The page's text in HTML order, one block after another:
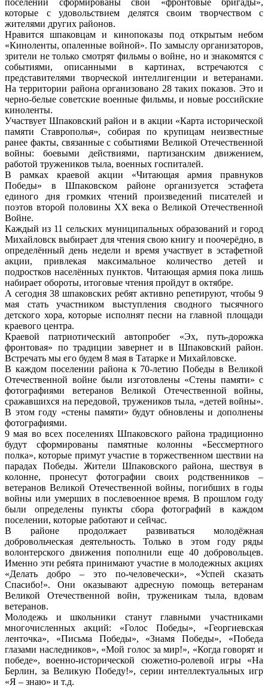
поселении сформированы свои «фронтовые бригады»,
которые с удовольствием делятся своим творчеством с
жителями других районов.
Нравится шпаковцам и кинопоказы под открытым небом
«Киноленты, опаленные войной». По замыслу организаторов,
зрители не только смотрят фильмы о войне, но и знакомятся с
событиями, описанными в картинах, встречаются с
представителями творческой интеллигенции и ветеранами.
На территории района организовано 28 таких показов. Это и
черно-белые советские военные фильмы, и новые российские
киноленты.
Участвует Шпаковский район и в акции «Карта исторической
памяти Ставрополья», собирая по крупицам неизвестные
ранее факты, связанные с событиями Великой Отечественной
войны: боевыми действиями, партизанским движением,
работой тружеников тыла, военных госпиталей.
В рамках краевой акции «Читающая армия правнуков
Победы» в Шпаковском районе организуется эстафета
единого дня громких чтений произведений писателей и
поэтов второй половины XX века о Великой Отечественной
Войне.
Каждый из 11 сельских муниципальных образований и город
Михайловск выбирает для чтения свою книгу и поочерёдно, в
определённый день недели и время участвует в эстафетной
акции, привлекая максимальное количество детей и
подростков населённых пунктов. Читающая армия пока лишь
набирает обороты, итоговые чтения пройдут в октябре.
А сегодня 38 шпаковских ребят активно репетируют, чтобы 9
мая стать участником выступления сводного тысячного
детского хора, которые исполнят песни на главной площади
краевого центра.
Краевой патриотический автопробег «Эх, путь-дорожка
фронтовая» по традиции завернет и в Шпаковский район.
Встречать мы его будем 8 мая в Татарке и Михайловске.
В каждом поселении района к 70-летию Победы в Великой
Отечественной войне были изготовлены «Стены памяти» с
фотографиями ветеранов Великой Отечественной войны,
сражавшихся на передовой, тружеников тыла, «детей войны».
В этом году «стены памяти» будут обновлены и дополнены
фотографиями.
9 мая во всех поселениях Шпаковского района традиционно
будут сформированы памятные колонны «Бессмертного
полка», которые примут участие в торжественном шествии на
парадах Победы. Жители Шпаковского района, шествуя в
колонне, пронесут фотографии своих родственников –
ветеранов Великой Отечественной войны, погибших в годы
войны или умерших в послевоенное время. В прошлом году
были определены пункты сбора фотографий в каждом
поселении, которые работают и сейчас.
В районе продолжает развиваться молодёжная
добровольческая деятельность. Только в этом году ряды
волонтерского движения пополнили еще 40 добровольцев.
Именно эти ребята принимают участие в молодежных акциях
«Делать добро – это по-человечески», «Успей сказать
Спасибо!». Они оказывают адресную помощь ветеранам
Великой Отечественной войн, труженикам тыла, вдовам
ветеранов.
Молодежь и школьники станут главными участниками
многочисленных акций: «Голос Победы», «Георгиевская
ленточка», «Письма Победы», «Знамя Победы», «Победа
глазами наследников», «Мой голос за мир!», «Когда говорят и
победе», военно-исторической сюжетно-ролевой игры «На
Берлин, за Великую Победу!», серии интеллектуальных игр
«Я – знаю» и т.д.